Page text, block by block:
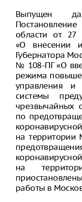
Выпущен
области от
«О внесении
Губернатора
№ 108-ПГ «О
режима
управления и
системы
чрезвычайных
по
на территории
на
работы в